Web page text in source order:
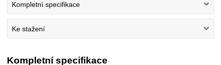
Kompletní specifikace
Ke stažení
Kompletní specifikace